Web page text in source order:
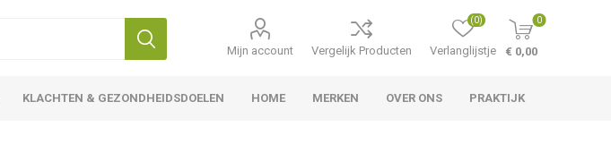
Mijn account Vergelijk Producten Verlanglijstje
(0) 0
€ 0,00
KLACHTEN & GEZONDHEIDSDOELEN HOME MERKEN OVER ONS PRAKTIJK